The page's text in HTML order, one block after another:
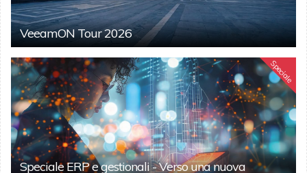
VeeamON Tour 2026
Speciale
Speciale ERP e gestionali - Verso una nuova